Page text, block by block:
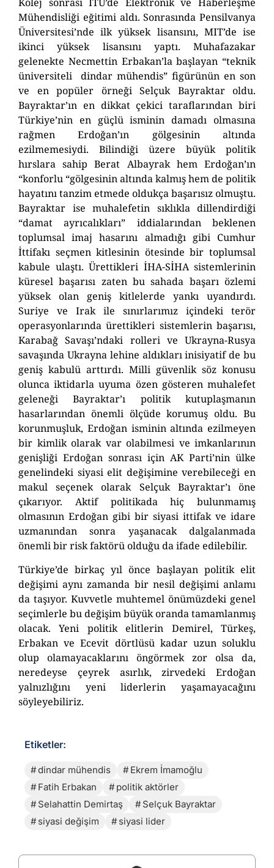
Mühendisliği eğitimi aldı. Sonrasında Pensilvanya
Üniversitesi’nde ilk yüksek lisansını, MIT’de ise
ikinci yüksek lisansını yaptı. Muhafazakar
gelenekte Necmettin Erbakan’la başlayan “teknik
üniversiteli dindar mühendis” figürünün en son
ve en popüler örneği Selçuk Bayraktar oldu.
Bayraktar’ın en dikkat çekici taraflarından biri
Türkiye’nin en güçlü isminin damadı olmasına
rağmen Erdoğan’ın gölgesinin altında
ezilmemesiydi. Bilindiği üzere büyük politik
hırslara sahip Berat Albayrak hem Erdoğan’ın
“konforlu “gölgesinin altında kalmış hem de politik
hayatını tanzim etmede oldukça başarısız olmuştu.
Bayraktar ise muhalefetin sıklıkla dillendirdiği
“damat ayrıcalıkları” iddialarından beklenen
toplumsal imaj hasarını almadığı gibi Cumhur
İttifakı seçmen kitlesinin ötesinde bir toplumsal
kabule ulaştı. Ürettikleri İHA-SİHA sistemlerinin
küresel başarısı zaten bu sahada başarı özlemi
yüksek olan geniş kitlelerde yankı uyandırdı.
Suriye ve Irak ile sınırlarımız içindeki terör
operasyonlarında ürettikleri sistemlerin başarısı,
Karabağ Savaşı’ndaki rolleri ve Ukrayna-Rusya
savaşında Ukrayna lehine aldıkları inisiyatif de bu
geniş kabulü arttırdı. Milli güvenlik söz konusu
olunca iktidarla uyuma özen gösteren muhalefet
geleneği Bayraktar’ı politik kutuplaşmanın
hasarlarından önemli ölçüde korumuş oldu. Bu
korunmuşluk, Erdoğan isminin altında ezilmeyen
bir kimlik olarak var olabilmesi ve imkanlarının
genişliği Erdoğan sonrası için AK Parti’nin ülke
genelindeki siyasi elit değişimine verebileceği en
makul seçenek olarak Selçuk Bayraktar’ı öne
çıkarıyor. Aktif politikada hiç bulunmamış
olmasının Erdoğan gibi bir siyasi ittifak ve idare
uzmanından sonra yaşanacak dalgalanmada
önemli bir risk faktörü olduğu da ifade edilebilir.
Türkiye’de birkaç yıl önce başlayan politik elit
değişimi aynı zamanda bir nesil değişimi anlamı
da taşıyor. Kuvvetle muhtemel önümüzdeki genel
seçimlerle bu değişim büyük oranda tamamlanmış
olacak. Yeni politik elitlerin Demirel, Türkeş,
Erbakan ve Ecevit dörtlüsü kadar uzun soluklu
olup olamayacaklarını öngörmek zor olsa da,
neredeyse çeyrek asırlık, zirvedeki Erdoğan
yalnızlığını yeni liderlerin yaşamayacağını
söyleyebiliriz.
Etiketler:
dindar mühendis
Ekrem İmamoğlu
Fatih Erbakan
politik aktörler
Selahattin Demirtaş
Selçuk Bayraktar
siyasi değişim
siyasi lider